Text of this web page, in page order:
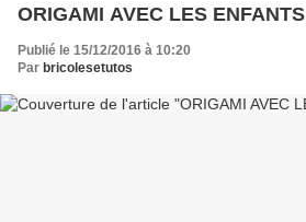
ORIGAMI AVEC LES ENFANTS
Publié le 15/12/2016 à 10:20
Par bricolesetutos